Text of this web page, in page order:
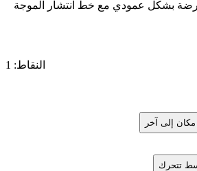
بشكل عمودي مع خط انتشار الموجة
النقاط: 1
إلى آخر
تتحرك